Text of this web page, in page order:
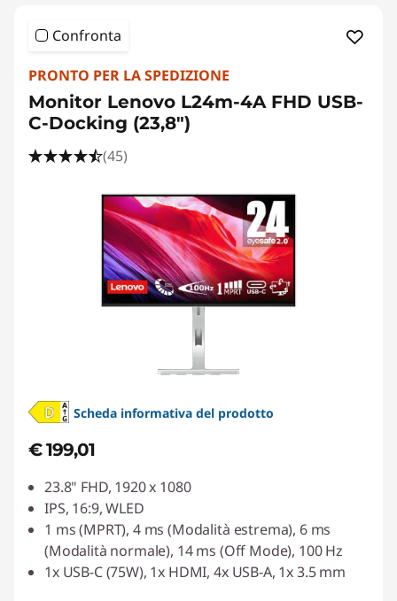
Confronta
PRONTO PER LA SPEDIZIONE
Monitor Lenovo L24m-4A FHD USB-
C-Docking (23,8")
(45)
Scheda informativa del prodotto
€ 199,01
23.8" FHD, 1920 x 1080
IPS, 16:9, WLED
1 ms (MPRT), 4 ms (Modalità estrema), 6 ms
(Modalità normale), 14 ms (Off Mode), 100 Hz
1x USB-C (75W), 1x HDMI, 4x USB-A, 1x 3.5 mm